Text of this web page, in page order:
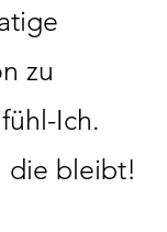
zu
Ich.
die bleibt!